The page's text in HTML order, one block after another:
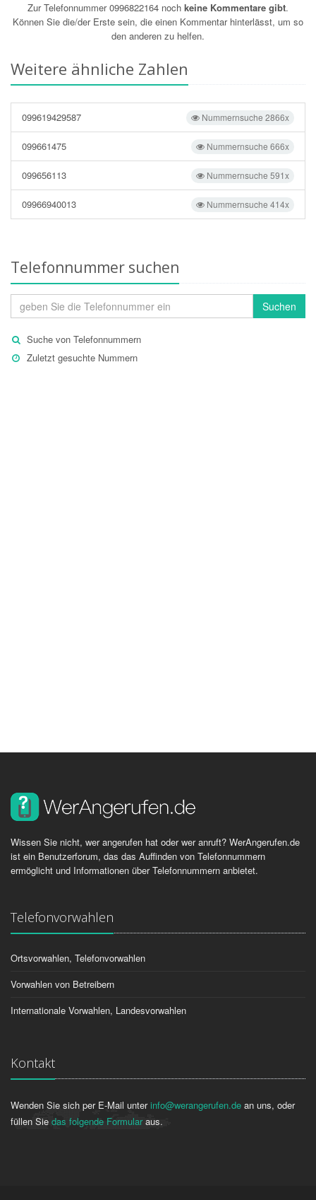
Zur Telefonnummer 0996822164 noch keine Kommentare gibt.
Können Sie die/der Erste sein, die einen Kommentar hinterlässt, um so
den anderen zu helfen.
Weitere ähnliche Zahlen
Nummernsuche 2866x
099619429587
Nummernsuche 666x
099661475
Nummernsuche 591x
099656113
Nummernsuche 414x
09966940013
Telefonnummer suchen
Suchen
Suche von Telefonnummern
Zuletzt gesuchte Nummern
Wissen Sie nicht, wer angerufen hat oder wer anruft? WerAngerufen.de
ist ein Benutzerforum, das das Auffinden von Telefonnummern
ermöglicht und Informationen über Telefonnummern anbietet.
Telefonvorwahlen
Ortsvorwahlen, Telefonvorwahlen
Vorwahlen von Betreibern
Internationale Vorwahlen, Landesvorwahlen
Kontakt
Wenden Sie sich per E-Mail unterinfo@werangerufen.de an uns, oder
füllen Sie das folgende Formularaus.